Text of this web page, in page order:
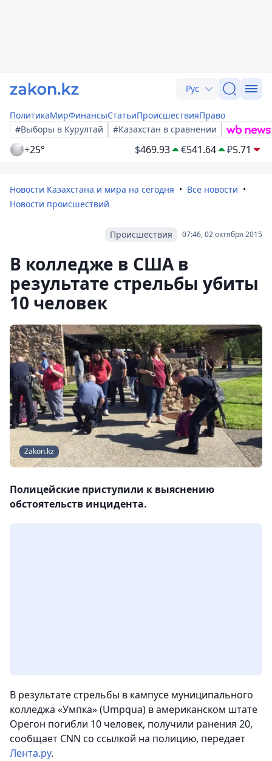
Рус
ПолитикаМирФинансыСтатьиПроисшествияПраво
#Выборы в Курултай
#Казахстан в сравнении
+25° $469.93 €541.64 ₽5.71
Новости Казахстана и мира на сегодня
Все новости
Новости происшествий
07:46, 02 октября 2015
Происшествия
В колледже в США в
результате стрельбы убиты
10 человек
Zakon.kz
Полицейские приступили к выяснению
обстоятельств инцидента.
В результате стрельбы в кампусе муниципального
колледжа «Умпка» (Umpqua) в американском штате
Орегон погибли 10 человек, получили ранения 20,
сообщает CNN со ссылкой на полицию, передает
Лента.ру.